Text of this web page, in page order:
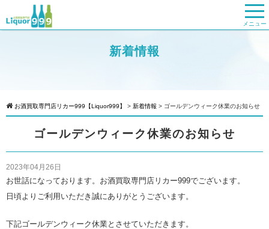
メニュー
新着情報
お酒買取専門店リカー999【Liquor999】 > 新着情報 > ゴールデンウィーク休業のお知らせ
ゴールデンウィーク休業のお知らせ
2023年04月26日
お世話になっております。お酒買取専門店リカー999でございます。
日頃よりご利用いただき誠にありがとうございます。
下記ゴールデンウィーク休業とさせていただきます。